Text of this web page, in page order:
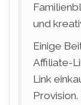
und
Einige
Affiliate-
Link